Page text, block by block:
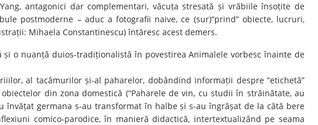
antagonici dar complementari, văcuța stresată și vrăbiile însoțite de
postmoderne – aduc a fotografii naive, ce (sur)“prind” obiecte, lucruri,
Mihaela Constantinescu) întăresc acest demers.
o nuanță duios-tradiționalistă în povestirea Animalele vorbesc înainte de
al tacâmurilor și-al paharelor, dobândind informații despre “etichetă”
din zona domestică (“Paharele de vin, cu studii în străinătate, au
învățat germana s-au transformat în halbe și s-au îngrășat de la câtă bere
comico-parodice, în manieră didactică, intertextualizând pe seama